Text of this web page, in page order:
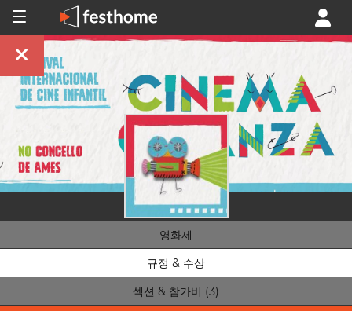
영화제
규정 & 수상
섹션 & 참가비 (3)